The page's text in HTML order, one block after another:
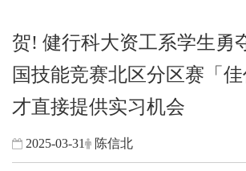
贺! 健行科大资工系学生勇
国技能竞赛北区分区赛「
才直接提供实习机会
2025-03-31 陈信北